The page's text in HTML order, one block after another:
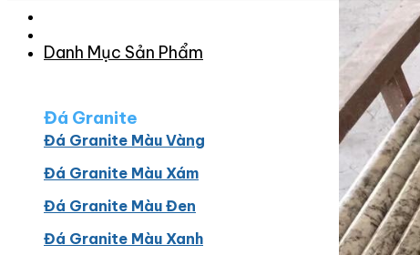
Danh Mục Sản Phẩm
Đá Granite
Đá Granite Màu Vàng
Đá Granite Màu Xám
Đá Granite Màu Đen
Đá Granite Màu Xanh